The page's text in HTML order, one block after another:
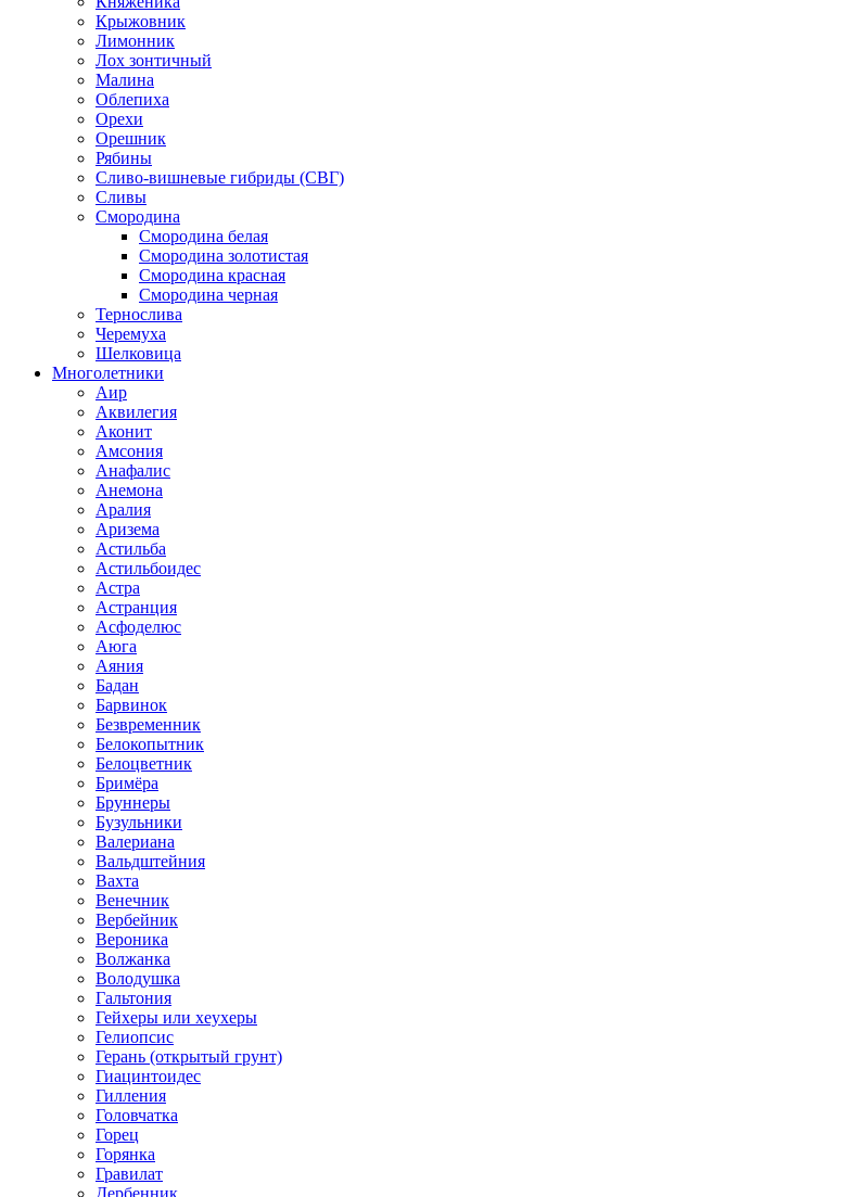
Крыжовник
Лимонник
Лох зонтичный
Малина
Облепиха
Орехи
Орешник
Рябины
Сливо-вишневые гибриды (СВГ)
Сливы
Смородина
Смородина белая
Смородина золотистая
Смородина красная
Смородина черная
Тернослива
Черемуха
Шелковица
Многолетники
Аир
Аквилегия
Аконит
Амсония
Анафалис
Анемона
Аралия
Аризема
Астильба
Астильбоидес
Астра
Астранция
Асфоделюс
Аюга
Аяния
Бадан
Барвинок
Безвременник
Белокопытник
Белоцветник
Бримёра
Бруннеры
Бузульники
Валериана
Вальдштейния
Вахта
Венечник
Вербейник
Вероника
Волжанка
Володушка
Гальтония
Гейхеры или хеухеры
Гелиопсис
Герань (открытый грунт)
Гиацинтоидес
Гилления
Головчатка
Горец
Горянка
Гравилат
Дербенник